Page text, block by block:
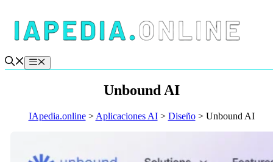
contenido
Menú
Unbound AI
IApedia.online> Aplicaciones AI> Diseño> Unbound AI